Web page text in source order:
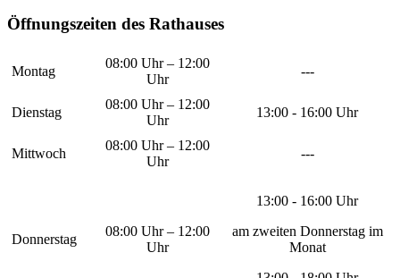
Öffnungszeiten des Rathauses
Montag
08:00 Uhr – 12:00
Uhr
---
Dienstag
08:00 Uhr – 12:00
Uhr
13:00 - 16:00 Uhr
Mittwoch
08:00 Uhr – 12:00
Uhr
---
Donnerstag
08:00 Uhr – 12:00
Uhr
13:00 - 16:00 Uhr
am zweiten Donnerstag im
Monat